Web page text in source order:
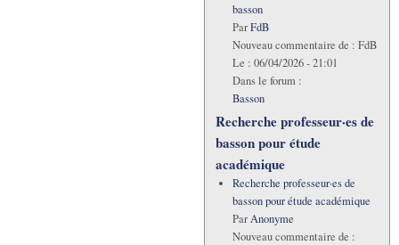
basson
ParFdB
Nouveau commentaire de : FdB
Le : 06/04/2026 - 21:01
Dans le forum :
Basson
Recherche professeur·es de
basson pour étude
académique
Recherche professeur·es de
basson pour étude académique
ParAnonyme
Nouveau commentaire de :